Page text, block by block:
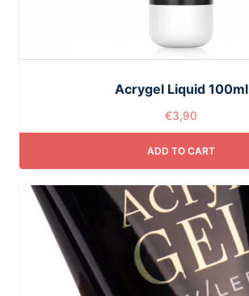
Acrygel Liquid 100ml
€3,90
ADD TO CART